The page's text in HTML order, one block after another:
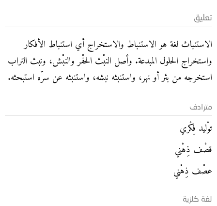
تعليق
الاستنباث لغة هو الاستنباط والاستخراج أي استنباط الأفكار
واستخراج الحلول المبدعة. وأصل النبْث الحفْر والنبْش، ونبث التراب
استخرجه من بئر أو نهر، واستنبثه نبشه، واستنبثه عن سرّه استبحثه.
مترادف
توْليد فِكْري
قصْف ذِهْني
عصْف ذِهْني
لغة كلزية